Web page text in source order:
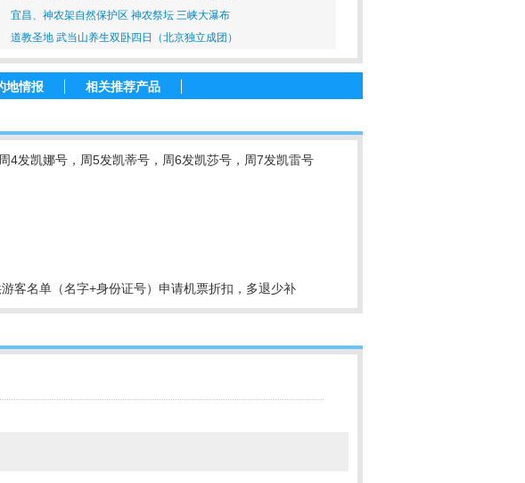
宜昌、神农架自然保护区 神农祭坛 三峡大瀑布
道教圣地 武当山养生双卧四日（北京独立成团）
地情报 相关推荐产品
4发凯娜号，周5发凯蒂号，周6发凯莎号，周7发凯雷号
客名单（名字+身份证号）申请机票折扣，多退少补